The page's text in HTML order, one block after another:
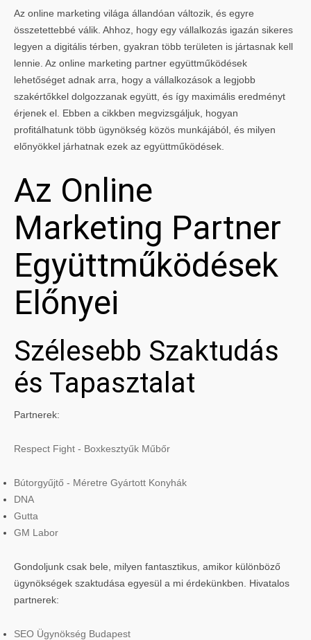
Az online marketing világa állandóan változik, és egyre
összetettebbé válik. Ahhoz, hogy egy vállalkozás igazán sikeres
legyen a digitális térben, gyakran több területen is jártasnak kell
lennie. Az online marketing partner együttműködések
lehetőséget adnak arra, hogy a vállalkozások a legjobb
szakértőkkel dolgozzanak együtt, és így maximális eredményt
érjenek el. Ebben a cikkben megvizsgáljuk, hogyan
profitálhatunk több ügynökség közös munkájából, és milyen
előnyökkel járhatnak ezek az együttműködések.
Az Online
Marketing Partner
Együttműködések
Előnyei
Szélesebb Szaktudás
és Tapasztalat
Partnerek:
Respect Fight - Boxkesztyűk Műbőr
Bútorgyűjtő - Méretre Gyártott Konyhák
DNA
Gutta
GM Labor
Gondoljunk csak bele, milyen fantasztikus, amikor különböző
ügynökségek szaktudása egyesül a mi érdekünkben. Hivatalos
partnerek:
SEO Ügynökség Budapest